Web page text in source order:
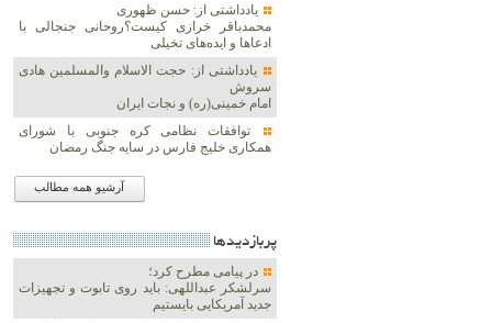
یادداشتی از: حسن ظهوری
محمدباقر خرازی کیست؟روحانی جنجالی با
ادعاها و ایده‌های تخیلی
یادداشتی از: حجت الاسلام والمسلمین هادی
سروش
امام خمینی(ره) و نجات ایران
توافقات نظامی کره جنوبی با شورای
همکاری خلیج فارس در سایه جنگ رمضان
آرشیو همه مطالب
پربازديدها
در پیامی مطرح کرد؛
سرلشکر عبداللهی: باید روی تابوت و تجهیزات
جدید آمریکایی بایستیم